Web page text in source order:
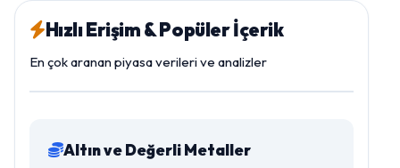
Hızlı Erişim & Popüler İçerik
En çok aranan piyasa verileri ve analizler
Altın ve Değerli Metaller